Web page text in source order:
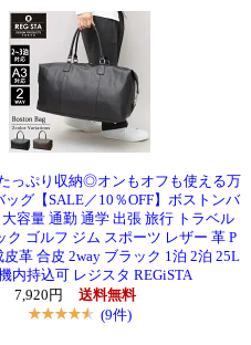
っぷり収納◎オンもオフも使える万
グ【SALE／10％OFF】ボストンバ
大容量 通勤 通学 出張 旅行 トラベル
ク ゴルフ ジム スポーツ レザー 革 P
革 合皮 2way ブラック 1泊 2泊 25L
内持込可 レジスタ REGiSTA
7,920円
送料無料
(9件)